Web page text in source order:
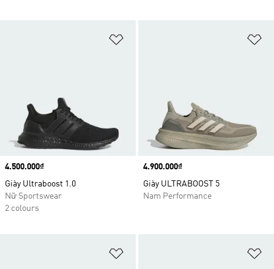
Price
4.500.000₫
Giày Ultraboost 1.0
Nữ Sportswear
2 colours
Price
4.900.000₫
Giày ULTRABOOST 5
Nam Performance